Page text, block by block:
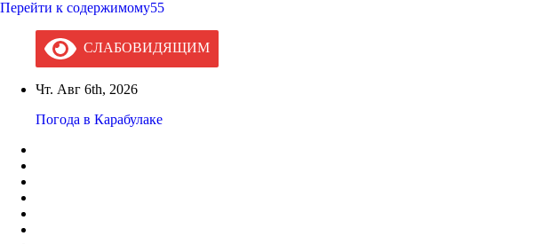
Перейти к содержимому55
СЛАБОВИДЯЩИМ
Чт. Авг 6th, 2026
Погода в Карабулаке